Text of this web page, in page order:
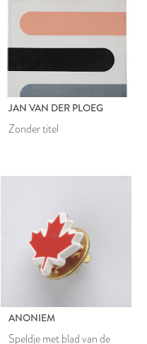
JAN VAN DER PLOEG
Zonder titel
ANONIEM
Speldje met blad van de